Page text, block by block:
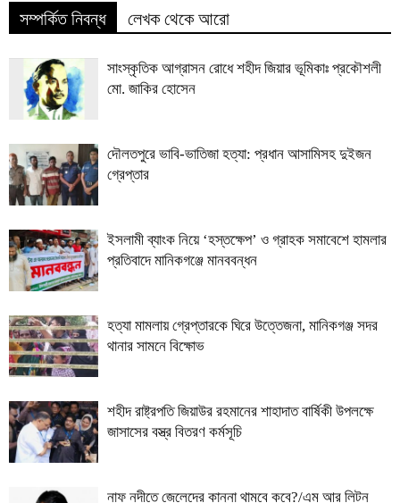
সম্পর্কিত নিবন্ধ লেখক থেকে আরো
সাংস্কৃতিক আগ্রাসন রোধে শহীদ জিয়ার ভূমিকাঃ প্রকৌশলী
মো. জাকির হোসেন
দৌলতপুরে ভাবি-ভাতিজা হত্যা: প্রধান আসামিসহ দুইজন
গ্রেপ্তার
ইসলামী ব্যাংক নিয়ে ‘হস্তক্ষেপ’ ও গ্রাহক সমাবেশে হামলার
প্রতিবাদে মানিকগঞ্জে মানববন্ধন
হত্যা মামলায় গ্রেপ্তারকে ঘিরে উত্তেজনা, মানিকগঞ্জ সদর
থানার সামনে বিক্ষোভ
শহীদ রাষ্ট্রপতি জিয়াউর রহমানের শাহাদাত বার্ষিকী উপলক্ষে
জাসাসের বস্ত্র বিতরণ কর্মসূচি
নাফ নদীতে জেলেদের কান্না থামবে কবে?/এম আর লিটন